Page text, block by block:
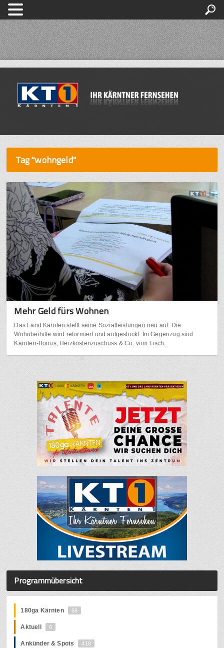
Tag "wohngeld"
Mehr Geld fürs Wohnen
Das Land Kärnten stellt seine Sozialleistungen neu auf. Die
Wohnbeihilfe wird reformiert und aufgestockt. Im Gegenzug sind
Kärnten-Bonus, Heizkostenzuschuss & Co. vom Tisch.
Programmübersicht
180ga Kärnten 68
Aktuell 6
Ankünder & Spots 418